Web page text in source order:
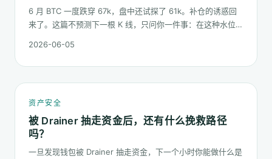
6 月 BTC 一度跌穿 67k，盘中还试探了 61k。补仓的诱惑回
来了。这篇不预测下一根 K 线，只问你一件事：在这种水位面
2026-06-05
资产安全
被 Drainer 抽走资金后，还有什么挽救路径
吗？
一旦发现钱包被 Drainer 抽走资金，下一个小时你能做什么是